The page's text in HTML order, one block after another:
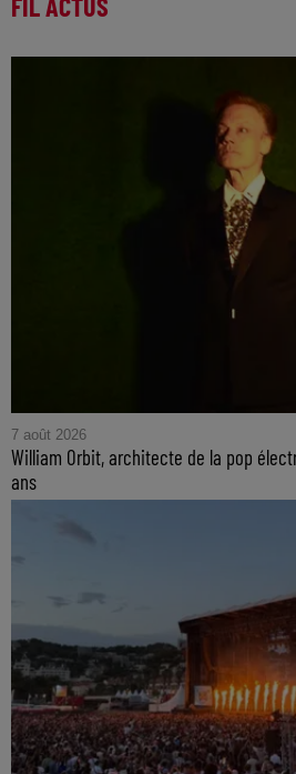
FIL ACTUS
7 août 2026
William Orbit, architecte de la pop
ans